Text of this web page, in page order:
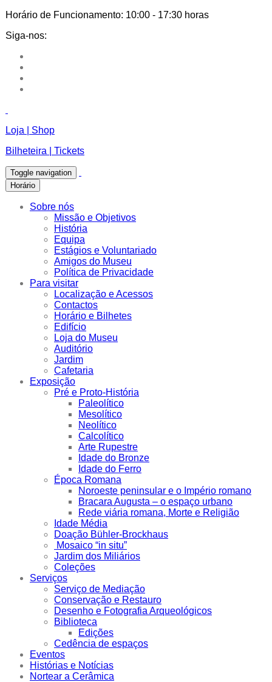
Horário de Funcionamento: 10:00 - 17:30 horas
Siga-nos:
Loja | Shop
Bilheteira | Tickets
Toggle navigation
Horário
Sobre nós
Missão e Objetivos
História
Equipa
Estágios e Voluntariado
Amigos do Museu
Política de Privacidade
Para visitar
Localização e Acessos
Contactos
Horário e Bilhetes
Edifício
Loja do Museu
Auditório
Jardim
Cafetaria
Exposição
Pré e Proto-História
Paleolítico
Mesolítico
Neolítico
Calcolítico
Arte Rupestre
Idade do Bronze
Idade do Ferro
Época Romana
Noroeste peninsular e o Império romano
Bracara Augusta – o espaço urbano
Rede viária romana, Morte e Religião
Idade Média
Doação Bühler-Brockhaus
Mosaico “in situ”
Jardim dos Miliários
Coleções
Serviços
Serviço de Mediação
Conservação e Restauro
Desenho e Fotografia Arqueológicos
Biblioteca
Edições
Cedência de espaços
Eventos
Histórias e Notícias
Nortear a Cerâmica